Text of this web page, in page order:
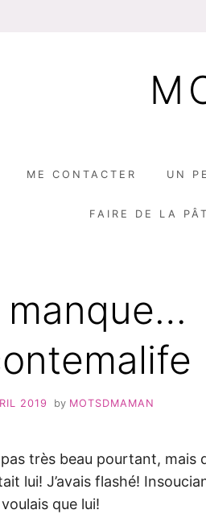
ME CONTACTER UN
FAIRE DE LA
manque…
2019 by MOTSDMAMAN
très beau pourtant, mais
lui! J’avais flashé!
voulais que lui!